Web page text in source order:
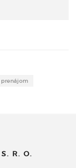
R. O.